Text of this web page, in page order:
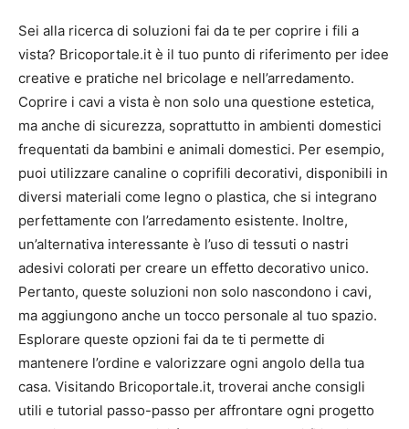
Sei alla ricerca di soluzioni fai da te per coprire i fili a
vista? Bricoportale.it è il tuo punto di riferimento per idee
creative e pratiche nel bricolage e nell’arredamento.
Coprire i cavi a vista è non solo una questione estetica,
ma anche di sicurezza, soprattutto in ambienti domestici
frequentati da bambini e animali domestici. Per esempio,
puoi utilizzare canaline o coprifili decorativi, disponibili in
diversi materiali come legno o plastica, che si integrano
perfettamente con l’arredamento esistente. Inoltre,
un’alternativa interessante è l’uso di tessuti o nastri
adesivi colorati per creare un effetto decorativo unico.
Pertanto, queste soluzioni non solo nascondono i cavi,
ma aggiungono anche un tocco personale al tuo spazio.
Esplorare queste opzioni fai da te ti permette di
mantenere l’ordine e valorizzare ogni angolo della tua
casa. Visitando Bricoportale.it, troverai anche consigli
utili e tutorial passo-passo per affrontare ogni progetto